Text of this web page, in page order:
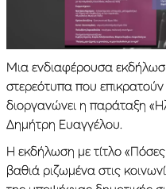
Μια ενδιαφέρουσα
στερεότυπα που
διοργανώνει η παράταξη
Δημήτρη Ευαγγέλου.
Η εκδήλωση με τίτλο
βαθιά ριζωμένα στις